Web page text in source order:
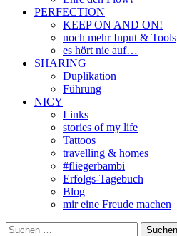
PERFECTION
KEEP ON AND ON!
noch mehr Input & Tools
es hört nie auf…
SHARING
Duplikation
Führung
NICY
Links
stories of my life
Tattoos
travelling & homes
#fliegerbambi
Erfolgs-Tagebuch
Blog
mir eine Freude machen
Suchen